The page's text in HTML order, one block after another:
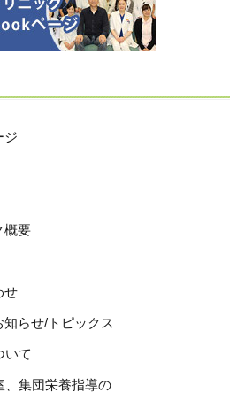
ジ
概要
せ
知らせ/トピックス
いて
、集団栄養指導の